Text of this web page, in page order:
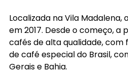
Localizada na Vila
em 2017. Desde o começo,
cafés de alta qualidade,
de café especial do Brasil,
Gerais e Bahia.